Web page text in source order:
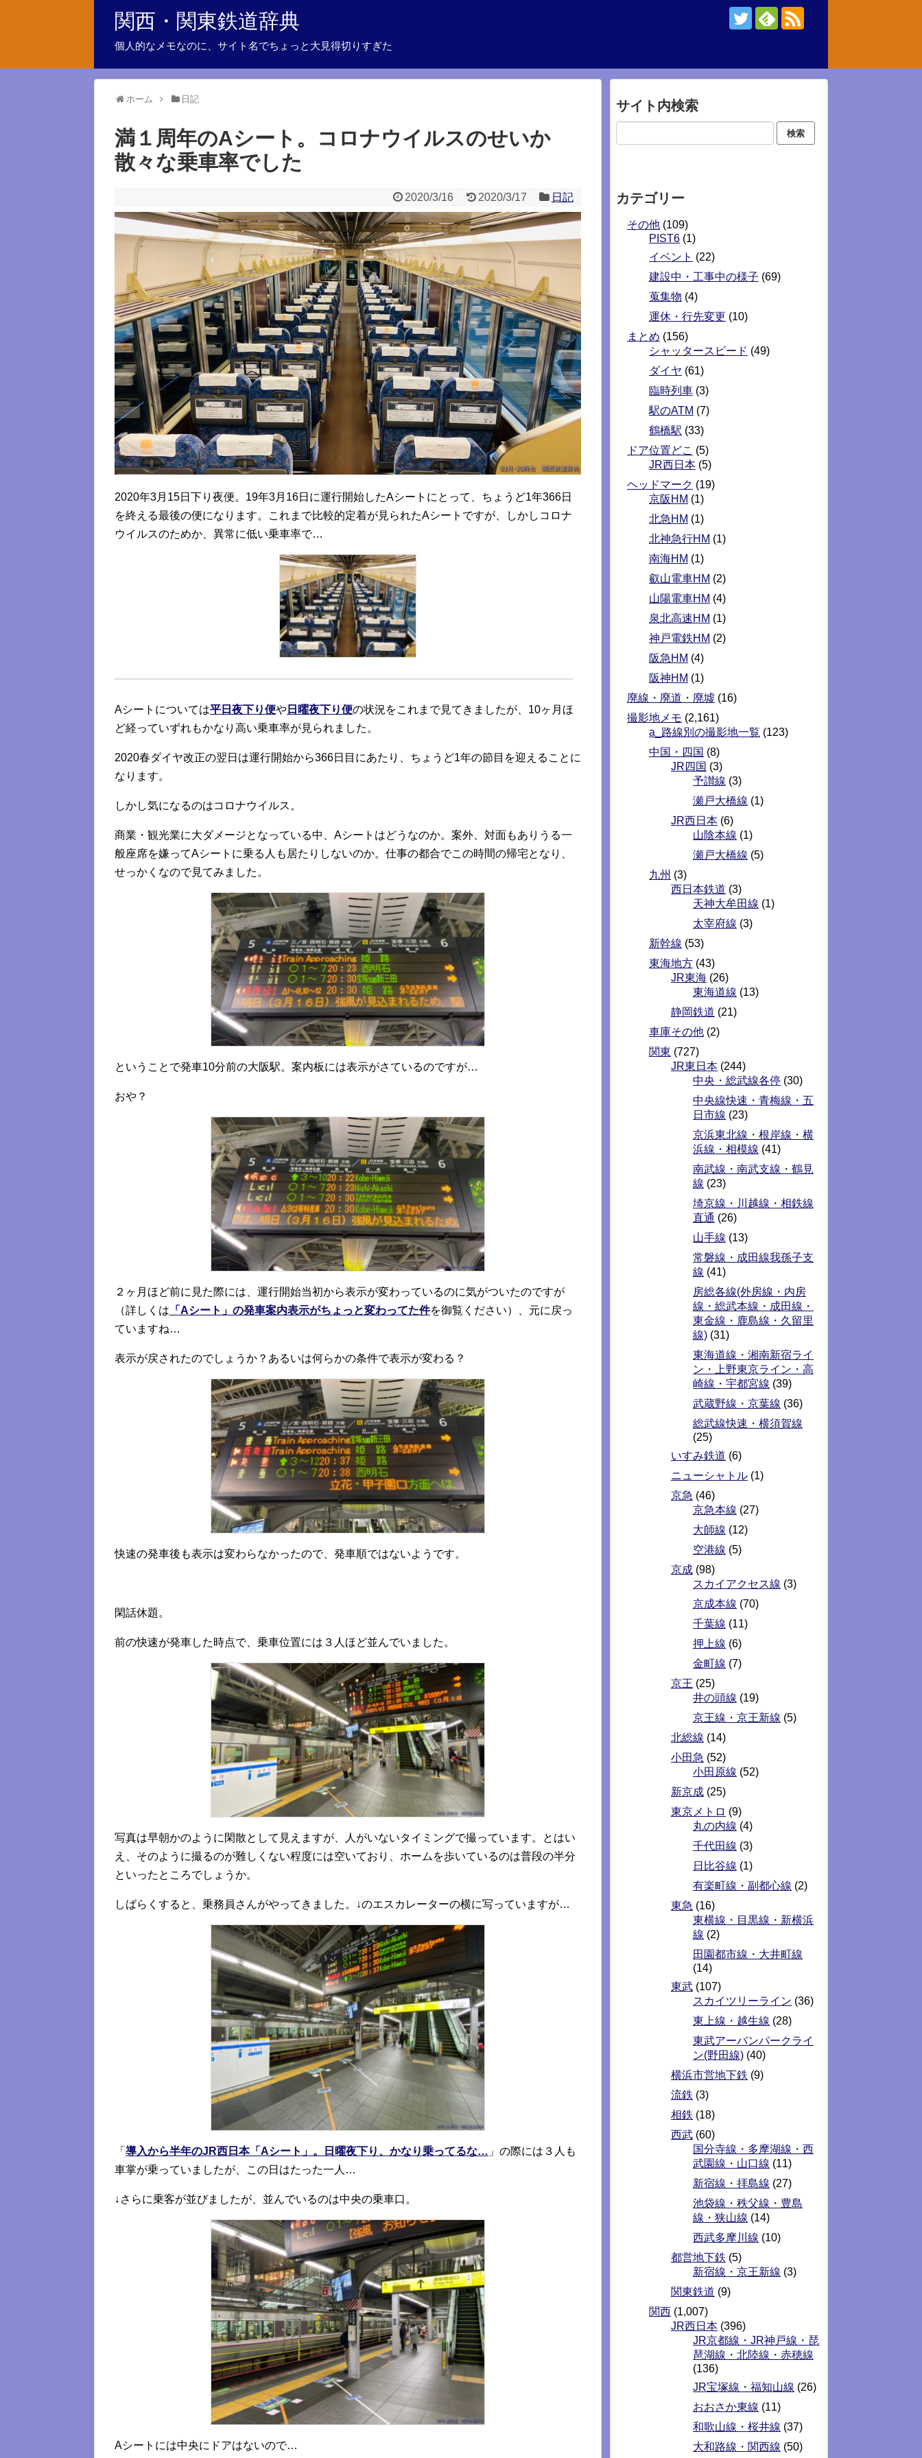
関西・関東鉄道辞典
個人的なメモなのに、サイト名でちょっと大見得切りすぎた
ホーム 日記
満１周年のAシート。コロナウイルスのせいか
散々な乗車率でした
2020/3/16 2020/3/17 日記
2020年3月15日下り夜便。19年3月16日に運行開始したAシートにとって、ちょうど1年366日
を終える最後の便になります。これまで比較的定着が見られたAシートですが、しかしコロナ
ウイルスのためか、異常に低い乗車率で…
Aシートについては平日夜下り便や 日曜夜下り便の状況をこれまで見てきましたが、10ヶ月ほ
ど経っていずれもかなり高い乗車率が見られました。
2020春ダイヤ改正の翌日は運行開始から366日目にあたり、ちょうど1年の節目を迎えることに
なります。
しかし気になるのはコロナウイルス。
商業・観光業に大ダメージとなっている中、Aシートはどうなのか。案外、対面もありうる一
般座席を嫌ってAシートに乗る人も居たりしないのか。仕事の都合でこの時間の帰宅となり、
せっかくなので見てみました。
ということで発車10分前の大阪駅。案内板には表示がさているのですが…
おや？
２ヶ月ほど前に見た際には、運行開始当初から表示が変わっているのに気がついたのですが
（詳しくは 「Aシート」の発車案内表示がちょっと変わってた件を御覧ください）、元に戻っ
ていますね…
表示が戻されたのでしょうか？あるいは何らかの条件で表示が変わる？
快速の発車後も表示は変わらなかったので、発車順ではないようです。
閑話休題。
前の快速が発車した時点で、乗車位置には３人ほど並んでいました。
写真は早朝かのように閑散として見えますが、人がいないタイミングで撮っています。とはい
え、そのように撮るのが難しくない程度には空いており、ホームを歩いているのは普段の半分
といったところでしょうか。
しばらくすると、乗務員さんがやってきました。↓のエスカレーターの横に写っていますが…
「 導入から半年のJR西日本「Aシート」。日曜夜下り、かなり乗ってるな… 」の際には３人も
車掌が乗っていましたが、この日はたった一人…
↓さらに乗客が並びましたが、並んでいるのは中央の乗車口。
Aシートには中央にドアはないので…
サイト内検索
カテゴリー
その他 (109)
PIST6 (1)
イベント (22)
建設中・工事中の様子 (69)
蒐集物 (4)
運休・行先変更 (10)
まとめ (156)
シャッタースピード (49)
ダイヤ (61)
臨時列車 (3)
駅のATM (7)
鶴橋駅 (33)
ドア位置どこ (5)
JR西日本 (5)
ヘッドマーク (19)
京阪HM (1)
北急HM (1)
北神急行HM (1)
南海HM (1)
叡山電車HM (2)
山陽電車HM (4)
泉北高速HM (1)
神戸電鉄HM (2)
阪急HM (4)
阪神HM (1)
廃線・廃道・廃墟 (16)
撮影地メモ (2,161)
a_路線別の撮影地一覧 (123)
中国・四国 (8)
JR四国 (3)
予讃線 (3)
瀬戸大橋線 (1)
JR西日本 (6)
山陰本線 (1)
瀬戸大橋線 (5)
九州 (3)
西日本鉄道 (3)
天神大牟田線 (1)
太宰府線 (3)
新幹線 (53)
東海地方 (43)
JR東海 (26)
東海道線 (13)
静岡鉄道 (21)
車庫その他 (2)
関東 (727)
JR東日本 (244)
中央・総武線各停 (30)
中央線快速・青梅線・五
日市線 (23)
京浜東北線・根岸線・横
浜線・相模線 (41)
南武線・南武支線・鶴見
線 (23)
埼京線・川越線・相鉄線
直通 (26)
山手線 (13)
常磐線・成田線我孫子支
線 (41)
房総各線(外房線・内房
線・総武本線・成田線・
東金線・鹿島線・久留里
線) (31)
東海道線・湘南新宿ライ
ン・上野東京ライン・高
崎線・宇都宮線 (39)
武蔵野線・京葉線 (36)
総武線快速・横須賀線
(25)
いすみ鉄道 (6)
ニューシャトル (1)
京急 (46)
京急本線 (27)
大師線 (12)
空港線 (5)
京成 (98)
スカイアクセス線 (3)
京成本線 (70)
千葉線 (11)
押上線 (6)
金町線 (7)
京王 (25)
井の頭線 (19)
京王線・京王新線 (5)
北総線 (14)
小田急 (52)
小田原線 (52)
新京成 (25)
東京メトロ (9)
丸の内線 (4)
千代田線 (3)
日比谷線 (1)
有楽町線・副都心線 (2)
東急 (16)
東横線・目黒線・新横浜
線 (2)
田園都市線・大井町線
(14)
東武 (107)
スカイツリーライン (36)
東上線・越生線 (28)
東武アーバンパークライ
ン(野田線) (40)
横浜市営地下鉄 (9)
流鉄 (3)
相鉄 (18)
西武 (60)
国分寺線・多摩湖線・西
武園線・山口線 (11)
新宿線・拝島線 (27)
池袋線・秩父線・豊島
線・狭山線 (14)
西武多摩川線 (10)
都営地下鉄 (5)
新宿線・京王新線 (3)
関東鉄道 (9)
関西 (1,007)
JR西日本 (396)
JR京都線・JR神戸線・琵
琶湖線・北陸線・赤穂線
(136)
JR宝塚線・福知山線 (26)
おおさか東線 (11)
和歌山線・桜井線 (37)
大和路線・関西線 (50)